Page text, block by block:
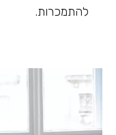
להתמכרות.